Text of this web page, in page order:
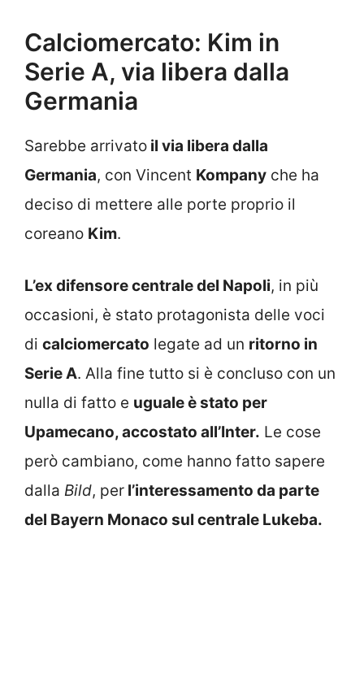
Calciomercato: Kim in
Serie A, via libera dalla
Germania
Sarebbe arrivato il via libera dalla
Germania, con Vincent Kompany che ha
deciso di mettere alle porte proprio il
coreano Kim.
L’ex difensore centrale del Napoli, in più
occasioni, è stato protagonista delle voci
di calciomercato legate ad un ritorno in
Serie A. Alla fine tutto si è concluso con un
nulla di fatto e uguale è stato per
Upamecano, accostato all’Inter. Le cose
però cambiano, come hanno fatto sapere
dalla Bild, per l’interessamento da parte
del Bayern Monaco sul centrale Lukeba.